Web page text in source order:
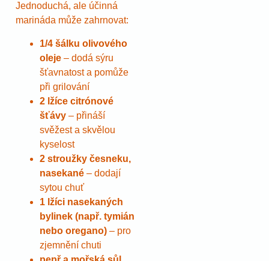
Jednoduchá, ale účinná
marináda může zahrnovat:
1/4 šálku olivového
oleje – dodá sýru
šťavnatost a pomůže
při grilování
2 lžíce citrónové
šťávy – přináší
svěžest a skvělou
kyselost
2 stroužky česneku,
nasekané – dodají
sytou chuť
1 lžíci nasekaných
bylinek (např. tymián
nebo oregano) – pro
zjemnění chuti